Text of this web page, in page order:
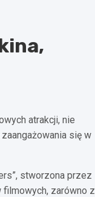
atrakcji, nie
się w
stworzona przez
zarówno z